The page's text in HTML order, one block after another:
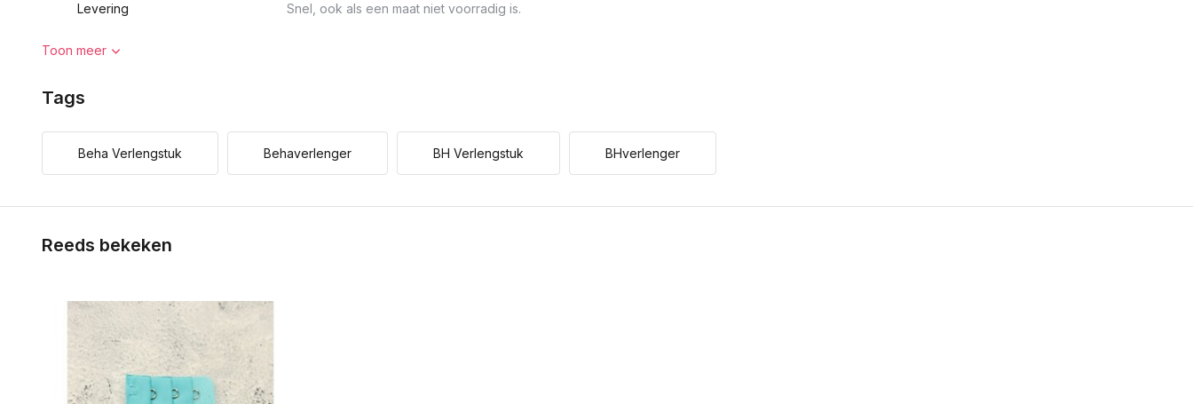
Levering Snel, ook als een maat niet voorradig is.
Toon meer
Tags
Beha Verlengstuk Behaverlenger BH Verlengstuk BHverlenger
Reeds bekeken